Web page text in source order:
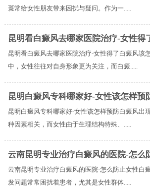
斑常给女性朋友带来困扰与疑问。作为一.....
昆明看白癜风去哪家医院治疗-女性得
昆明看白癜风去哪家医院治疗-女性得了白癜风该
中，女性往往对自身形象更为关注，而白癜.....
昆明白癜风专科哪家好-女性该怎样预
昆明白癜风专科哪家好-女性该怎样预防白癜风出
种因素相关，而女性由于生理结构特殊、.....
云南昆明专业治疗白癜风的医院-怎么
云南昆明专业治疗白癜风的医院-怎么防止女性白
发问题常常困扰着患者，尤其是女性群体.....